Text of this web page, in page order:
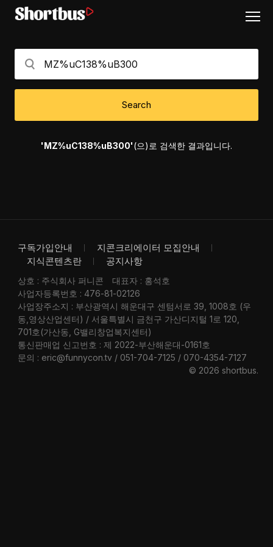
Search
'MZ%uC138%uB300'(으)로 검색한 결과입니다.
구독가입안내
지콘크리에이터 모집안내
지식콘텐츠란
공지사항
상호 : 주식회사 퍼니콘
대표자 : 홍석호
사업자등록번호 : 476-81-02126
사업장주소지 : 부산광역시 해운대구 센텀서로 39, 1008호 (우
동,영상산업센터) / 서울특별시 금천구 가산디지털 1로 120,
701호(가산동, G밸리창업복지센터)
통신판매업 신고번호 : 제 2022-부산해운대-0161호
문의 : eric@funnycon.tv / 051-704-7125 / 070-4354-7127
© 2026 shortbus.